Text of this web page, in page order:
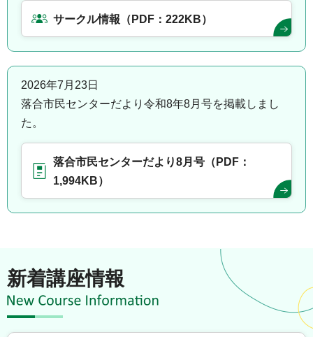
サークル情報（PDF：222KB）
2026年7月23日
落合市民センターだより令和8年8月号を掲載しまし
た。
落合市民センターだより8月号（PDF：
1,994KB）
新着講座情報